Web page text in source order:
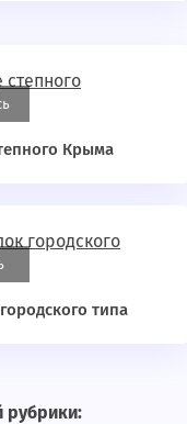
Крыма
типа
рубрики: